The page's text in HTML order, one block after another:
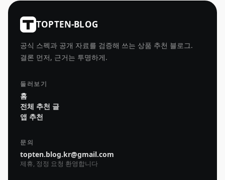
TOPTEN-BLOG
공식 스펙과 공개 자료를 검증해 쓰는 상품 추천 블로그.
결론 먼저, 근거는 투명하게.
둘러보기
홈
전체 추천 글
앱 추천
문의
topten.blog.kr@gmail.com
제휴, 정정 요청 환영합니다